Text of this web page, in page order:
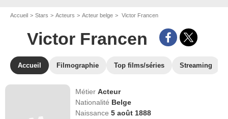
Accueil Stars Acteurs Acteur belge Victor Francen
Victor Francen
Accueil Filmographie Top films/séries Streaming
MétierActeur
Nationalité Belge
Naissance5 août 1888